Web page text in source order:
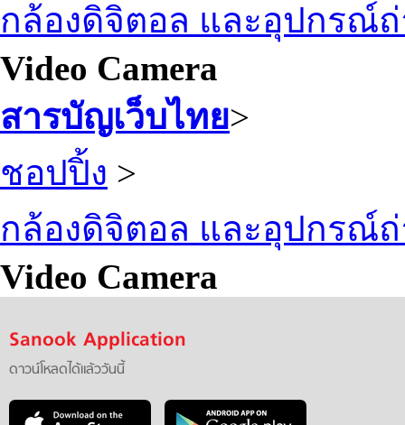
กล้องดิจิตอล และอุปกรณ์
Video Camera
สารบัญเว็บไทย>
ชอปปิ้ง >
กล้องดิจิตอล และอุปกรณ์
Video Camera
Sanook Application
ดาวน์โหลดได้แล้ววันนี้